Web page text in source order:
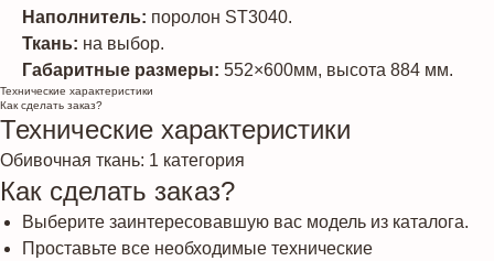
Наполнитель: поролон ST3040.
Ткань: на выбор.
Габаритные размеры: 552×600мм, высота 884 мм.
Технические характеристики
Как сделать заказ?
Технические характеристики
Обивочная ткань: 1 категория
Как сделать заказ?
Выберите заинтересовавшую вас модель из каталога.
Проставьте все необходимые технические